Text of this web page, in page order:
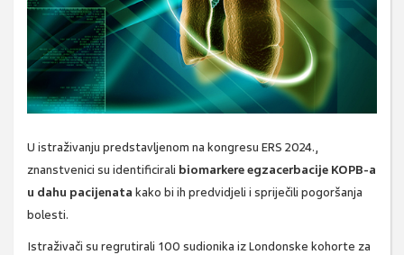
U istraživanju predstavljenom na kongresu ERS 2024.,
znanstvenici su identificirali biomarkere egzacerbacije KOPB-a
u dahu pacijenata kako bi ih predvidjeli i spriječili pogoršanja
bolesti.
Istraživači su regrutirali 100 sudionika iz Londonske kohorte za